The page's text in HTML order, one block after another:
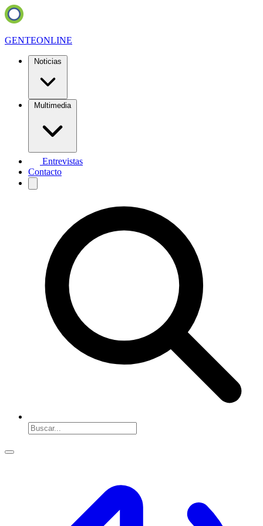
GENTEONLINE
Noticias
Multimedia
Entrevistas
Contacto